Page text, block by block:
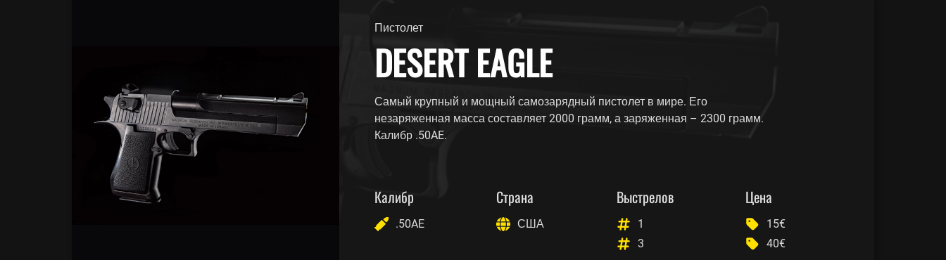
Пистолет
DESERT EAGLE
Самый крупный и мощный самозарядный пистолет в мире. Его
незаряженная масса составляет 2000 грамм, а заряженная – 2300 грамм.
Калибр .50AE.
Калибр
.50AE
Страна
США
Выстрелов
1
3
Цена
15€
40€